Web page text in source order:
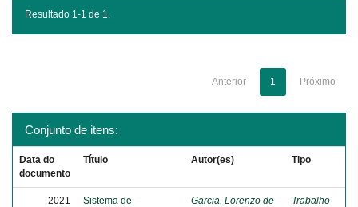
Resultado 1-1 de 1.
Anterior 1 Próximo
Conjunto de itens:
Data do
documento
Título Autor(es) Tipo
2021
Sistema de
Garcia, Lorenzo de
Trabalho